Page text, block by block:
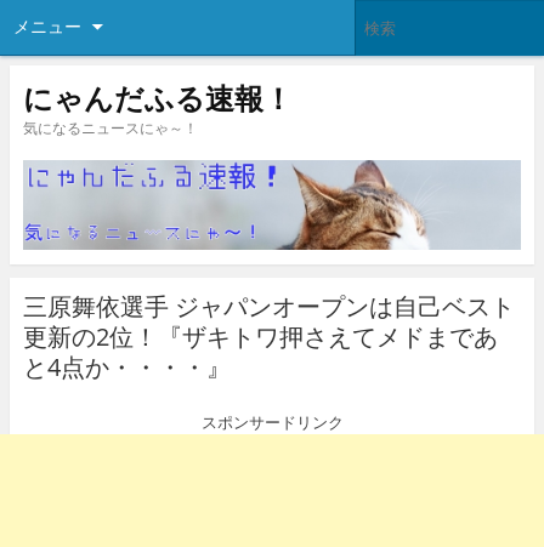
メニュー
にゃんだふる速報！
気になるニュースにゃ～！
三原舞依選手 ジャパンオープンは自己ベスト
更新の2位！『ザキトワ押さえてメドまであ
と4点か・・・・』
スポンサードリンク